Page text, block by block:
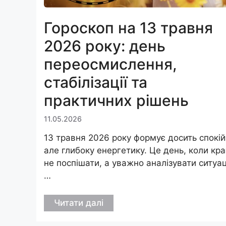
Гороскоп на 13 травня
2026 року: день
переосмислення,
стабілізації та
практичних рішень
11.05.2026
13 травня 2026 року формує досить
але глибоку енергетику. Це день, коли
не поспішати, а уважно аналізувати
…
Читати далі